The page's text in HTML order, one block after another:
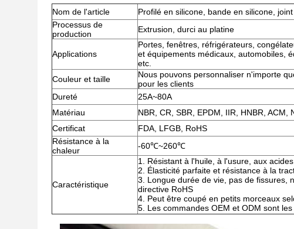
Nom de l'article
Profilé en silicone, bande en silicone,
Processus de
production
Extrusion, durci au platine
Applications
Portes, fenêtres, réfrigérateurs,
et équipements médicaux, automobiles,
etc.
Couleur et taille
Nous pouvons personnaliser n'importe
pour les clients
Dureté
25A~80A
Matériau
NBR, CR, SBR, EPDM, IIR, HNBR, ACM,
Certificat
FDA, LFGB, RoHS
Résistance à la
chaleur
-60℃~260℃
Caractéristique
1. Résistant à l'huile, à l'usure, aux
2. Élasticité parfaite et résistance à la
3. Longue durée de vie, pas de fissures,
directive RoHS
4. Peut être coupé en petits morceaux
5. Les commandes OEM et ODM sont